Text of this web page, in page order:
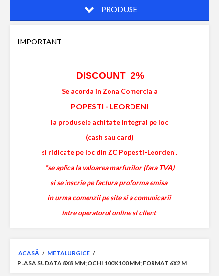
PRODUSE
IMPORTANT
DISCOUNT 2%
Se acorda in Zona Comerciala
POPESTI - LEORDENI
la produsele achitate integral pe loc
(cash sau card)
si ridicate pe loc din ZC Popesti-Leordeni.
*se aplica la valoarea marfurilor (fara TVA)
si se inscrie pe factura proforma emisa
in urma comenzii pe site si a comunicarii
intre operatorul online si client
ACASĂ / METALURGICE /
PLASA SUDATA 8X8 MM; OCHI 100X100 MM; FORMAT 6X2 M